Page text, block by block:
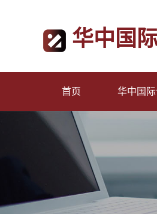
华中国
首页 华中国